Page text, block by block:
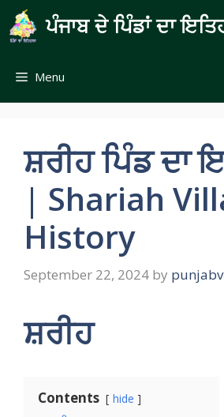
Skip
to
content
ਪੰਜਾਬ ਦੇ ਪਿੰਡਾਂ ਦਾ
Menu
ਸ਼ਰੀਹ ਪਿੰਡ ਦਾ
| Shariah
History
September 22, 2024 by
ਸ਼ਰੀਹ
Contents hide